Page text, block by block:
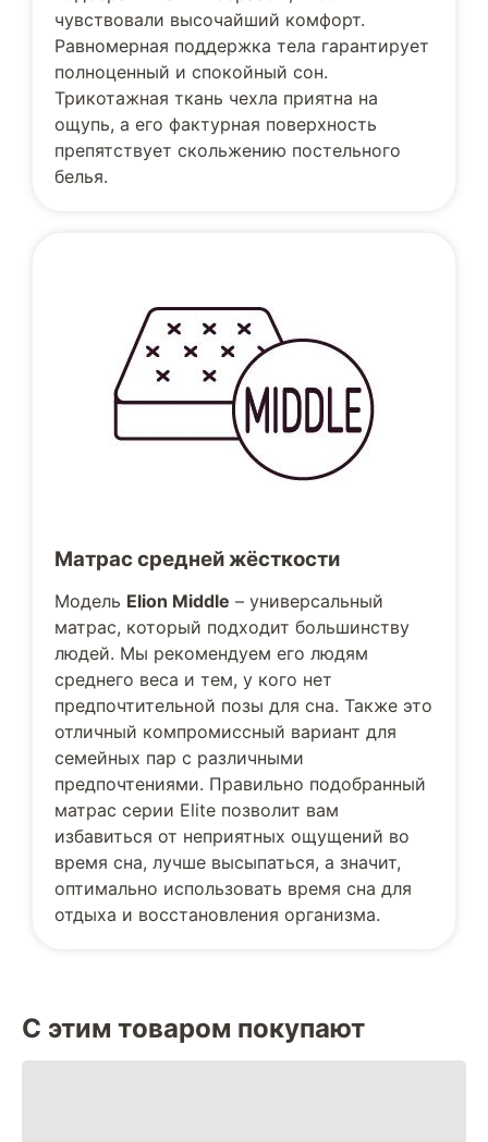
чувствовали высочайший комфорт.
Равномерная поддержка тела гарантирует
полноценный и спокойный сон.
Трикотажная ткань чехла приятна на
ощупь, а его фактурная поверхность
препятствует скольжению постельного
белья.
Матрас средней жёсткости
Модель Elion Middle – универсальный
матрас, который подходит большинству
людей. Мы рекомендуем его людям
среднего веса и тем, у кого нет
предпочтительной позы для сна. Также это
отличный компромиссный вариант для
семейных пар с различными
предпочтениями. Правильно подобранный
матрас серии Elite позволит вам
избавиться от неприятных ощущений во
время сна, лучше высыпаться, а значит,
оптимально использовать время сна для
отдыха и восстановления организма.
С этим товаром покупают